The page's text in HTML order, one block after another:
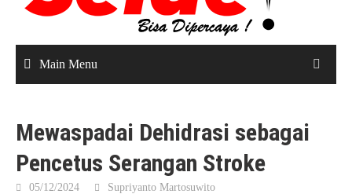
Main Menu
Mewaspadai Dehidrasi sebagai
Pencetus Serangan Stroke
05/12/2024 Supriyanto Martosuwito